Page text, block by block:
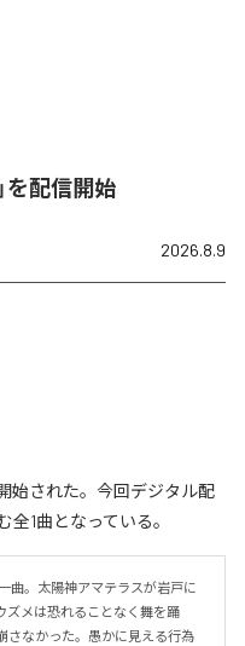
を配信開始
2026.8.9
始された。今回デジタル配
全1曲となっている。
曲。太陽神アマテラスが岩戸に
ズメは恐れることなく舞を踊
さなかった。愚かに見える行為